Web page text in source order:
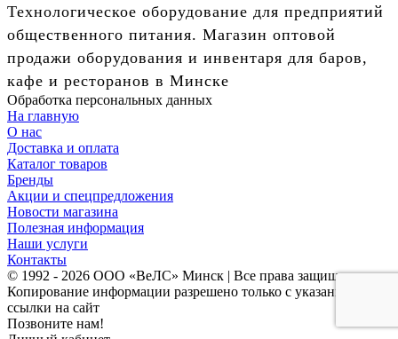
Технологическое оборудование для предприятий
общественного питания. Магазин оптовой
продажи оборудования и инвентаря для баров,
кафе и ресторанов в Минске
Обработка персональных данных
На главную
О нас
Доставка и оплата
Каталог товаров
Бренды
Акции и спецпредложения
Новости магазина
Полезная информация
Наши услуги
Контакты
© 1992 - 2026 ООО «ВеЛС» Минск | Все права защищены
Копирование информации разрешено только с указанием
ссылки на сайт
Позвоните нам!